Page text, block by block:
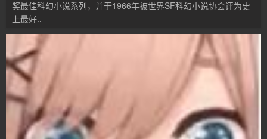
奖最佳科幻小说系列，并于1966年被世界SF科幻小说协会评为史
上最好..